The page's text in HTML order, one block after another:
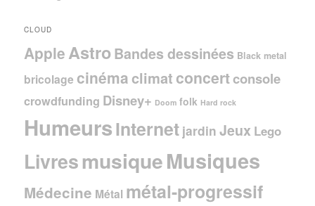
CLOUD
Apple AstroBandes dessinées Black metal
bricolage cinéma climat concertconsole
crowdfunding Disney+ Doom folk Hard rock
HumeursInternet jardin Jeux Lego
LivresmusiqueMusiques
Médecine Métal métal-progressif